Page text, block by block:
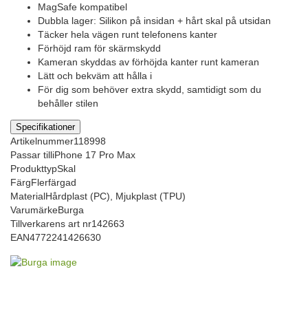
MagSafe kompatibel
Dubbla lager: Silikon på insidan + hårt skal på utsidan
Täcker hela vägen runt telefonens kanter
Förhöjd ram för skärmskydd
Kameran skyddas av förhöjda kanter runt kameran
Lätt och bekväm att hålla i
För dig som behöver extra skydd, samtidigt som du
behåller stilen
Specifikationer
Artikelnummer118998
Passar tilliPhone 17 Pro Max
ProdukttypSkal
FärgFlerfärgad
MaterialHårdplast (PC), Mjukplast (TPU)
VarumärkeBurga
Tillverkarens art nr142663
EAN4772241426630